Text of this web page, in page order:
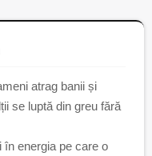
atrag banii și
se luptă din greu fără
energia pe care o